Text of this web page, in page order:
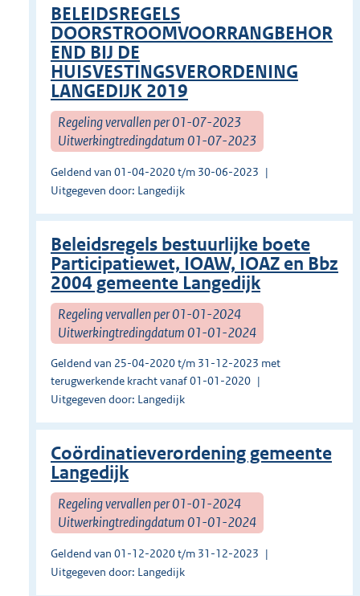
BELEIDSREGELS
DOORSTROOMVOORRANGBEHOR
END BIJ DE
HUISVESTINGSVERORDENING
LANGEDIJK 2019
Regeling vervallen per 01-07-2023
Uitwerkingtredingdatum 01-07-2023
Geldend van 01-04-2020 t/m 30-06-2023
Uitgegeven door: Langedijk
Beleidsregels bestuurlijke boete
Participatiewet, IOAW, IOAZ en Bbz
2004 gemeente Langedijk
Regeling vervallen per 01-01-2024
Uitwerkingtredingdatum 01-01-2024
Geldend van 25-04-2020 t/m 31-12-2023 met
terugwerkende kracht vanaf 01-01-2020
Uitgegeven door: Langedijk
Coördinatieverordening gemeente
Langedijk
Regeling vervallen per 01-01-2024
Uitwerkingtredingdatum 01-01-2024
Geldend van 01-12-2020 t/m 31-12-2023
Uitgegeven door: Langedijk